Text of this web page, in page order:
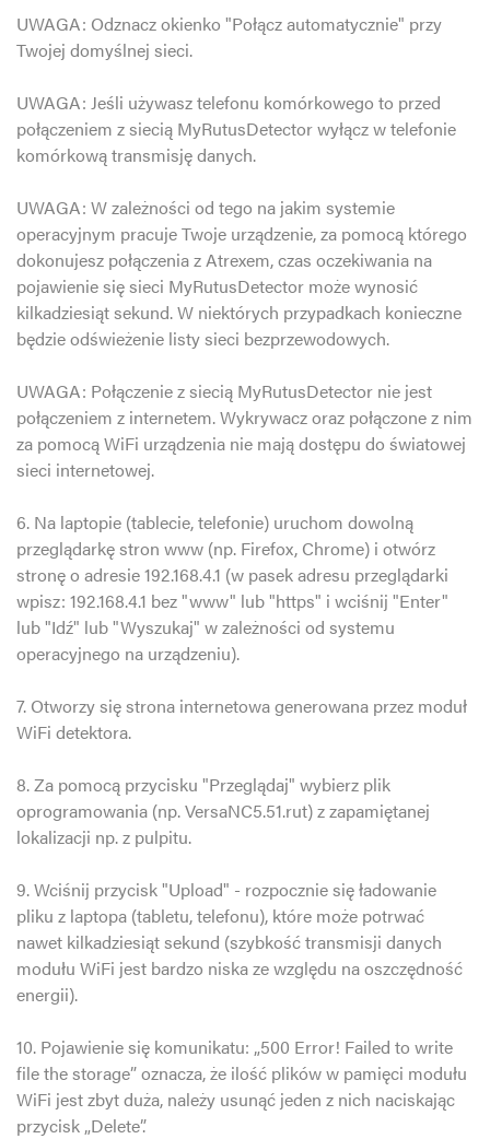
UWAGA: Odznacz okienko "Połącz automatycznie" przy
Twojej domyślnej sieci.
UWAGA: Jeśli używasz telefonu komórkowego to przed
połączeniem z siecią MyRutusDetector wyłącz w telefonie
komórkową transmisję danych.
UWAGA: W zależności od tego na jakim systemie
operacyjnym pracuje Twoje urządzenie, za pomocą którego
dokonujesz połączenia z Atrexem, czas oczekiwania na
pojawienie się sieci MyRutusDetector może wynosić
kilkadziesiąt sekund. W niektórych przypadkach konieczne
będzie odświeżenie listy sieci bezprzewodowych.
UWAGA: Połączenie z siecią MyRutusDetector nie jest
połączeniem z internetem. Wykrywacz oraz połączone z nim
za pomocą WiFi urządzenia nie mają dostępu do światowej
sieci internetowej.
6. Na laptopie (tablecie, telefonie) uruchom dowolną
przeglądarkę stron www (np. Firefox, Chrome) i otwórz
stronę o adresie 192.168.4.1 (w pasek adresu przeglądarki
wpisz: 192.168.4.1 bez "www" lub "https" i wciśnij "Enter"
lub "Idź" lub "Wyszukaj" w zależności od systemu
operacyjnego na urządzeniu).
7. Otworzy się strona internetowa generowana przez moduł
WiFi detektora.
8. Za pomocą przycisku "Przeglądaj" wybierz plik
oprogramowania (np. VersaNC5.51.rut) z zapamiętanej
lokalizacji np. z pulpitu.
9. Wciśnij przycisk "Upload" - rozpocznie się ładowanie
pliku z laptopa (tabletu, telefonu), które może potrwać
nawet kilkadziesiąt sekund (szybkość transmisji danych
modułu WiFi jest bardzo niska ze względu na oszczędność
energii).
10. Pojawienie się komunikatu: „500 Error! Failed to write
file the storage” oznacza, że ilość plików w pamięci modułu
WiFi jest zbyt duża, należy usunąć jeden z nich naciskając
przycisk „Delete”.